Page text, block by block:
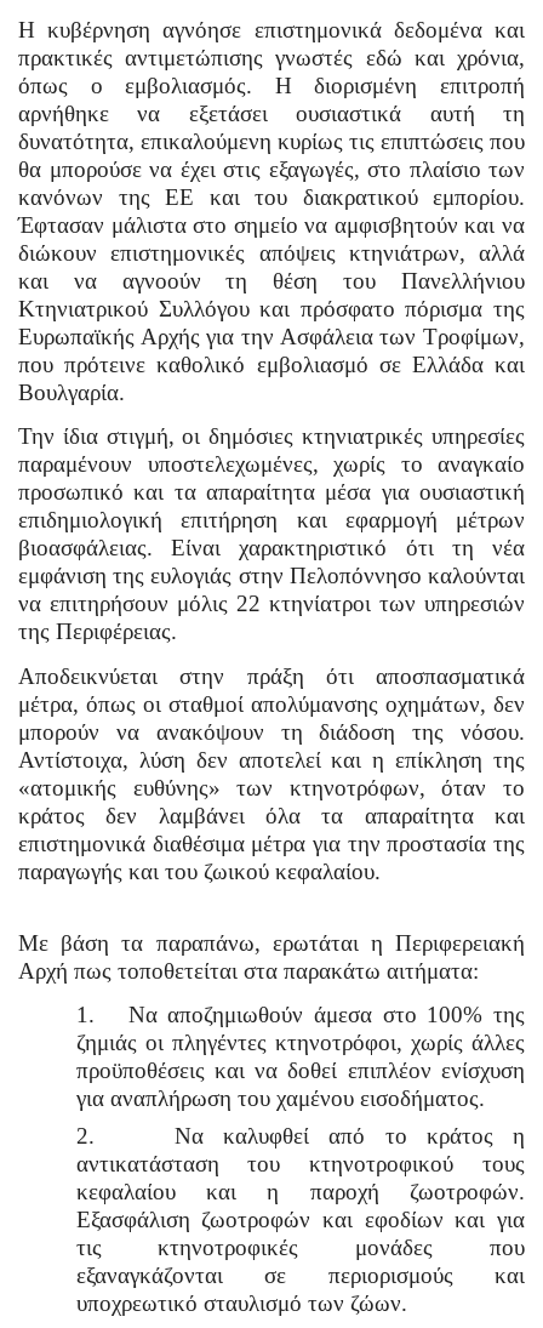
Η κυβέρνηση αγνόησε επιστημονικά δεδομένα και
πρακτικές αντιμετώπισης γνωστές εδώ και χρόνια,
όπως ο εμβολιασμός. Η διορισμένη επιτροπή
αρνήθηκε να εξετάσει ουσιαστικά αυτή τη
δυνατότητα, επικαλούμενη κυρίως τις επιπτώσεις που
θα μπορούσε να έχει στις εξαγωγές, στο πλαίσιο των
κανόνων της ΕΕ και του διακρατικού εμπορίου.
Έφτασαν μάλιστα στο σημείο να αμφισβητούν και να
διώκουν επιστημονικές απόψεις κτηνιάτρων, αλλά
και να αγνοούν τη θέση του Πανελλήνιου
Κτηνιατρικού Συλλόγου και πρόσφατο πόρισμα της
Ευρωπαϊκής Αρχής για την Ασφάλεια των Τροφίμων,
που πρότεινε καθολικό εμβολιασμό σε Ελλάδα και
Βουλγαρία.
Την ίδια στιγμή, οι δημόσιες κτηνιατρικές υπηρεσίες
παραμένουν υποστελεχωμένες, χωρίς το αναγκαίο
προσωπικό και τα απαραίτητα μέσα για ουσιαστική
επιδημιολογική επιτήρηση και εφαρμογή μέτρων
βιοασφάλειας. Είναι χαρακτηριστικό ότι τη νέα
εμφάνιση της ευλογιάς στην Πελοπόννησο καλούνται
να επιτηρήσουν μόλις 22 κτηνίατροι των υπηρεσιών
της Περιφέρειας.
Αποδεικνύεται στην πράξη ότι αποσπασματικά
μέτρα, όπως οι σταθμοί απολύμανσης οχημάτων, δεν
μπορούν να ανακόψουν τη διάδοση της νόσου.
Αντίστοιχα, λύση δεν αποτελεί και η επίκληση της
«ατομικής ευθύνης» των κτηνοτρόφων, όταν το
κράτος δεν λαμβάνει όλα τα απαραίτητα και
επιστημονικά διαθέσιμα μέτρα για την προστασία της
παραγωγής και του ζωικού κεφαλαίου.
Με βάση τα παραπάνω, ερωτάται η Περιφερειακή
Αρχή πως τοποθετείται στα παρακάτω αιτήματα:
1.
Να αποζημιωθούν άμεσα στο 100% της
ζημιάς οι πληγέντες κτηνοτρόφοι, χωρίς άλλες
προϋποθέσεις και να δοθεί επιπλέον ενίσχυση
για αναπλήρωση του χαμένου εισοδήματος.
2.
Να καλυφθεί από το κράτος η
αντικατάσταση του κτηνοτροφικού τους
κεφαλαίου και η παροχή ζωοτροφών.
Εξασφάλιση ζωοτροφών και εφοδίων και για
τις κτηνοτροφικές μονάδες που
εξαναγκάζονται σε περιορισμούς και
υποχρεωτικό σταυλισμό των ζώων.